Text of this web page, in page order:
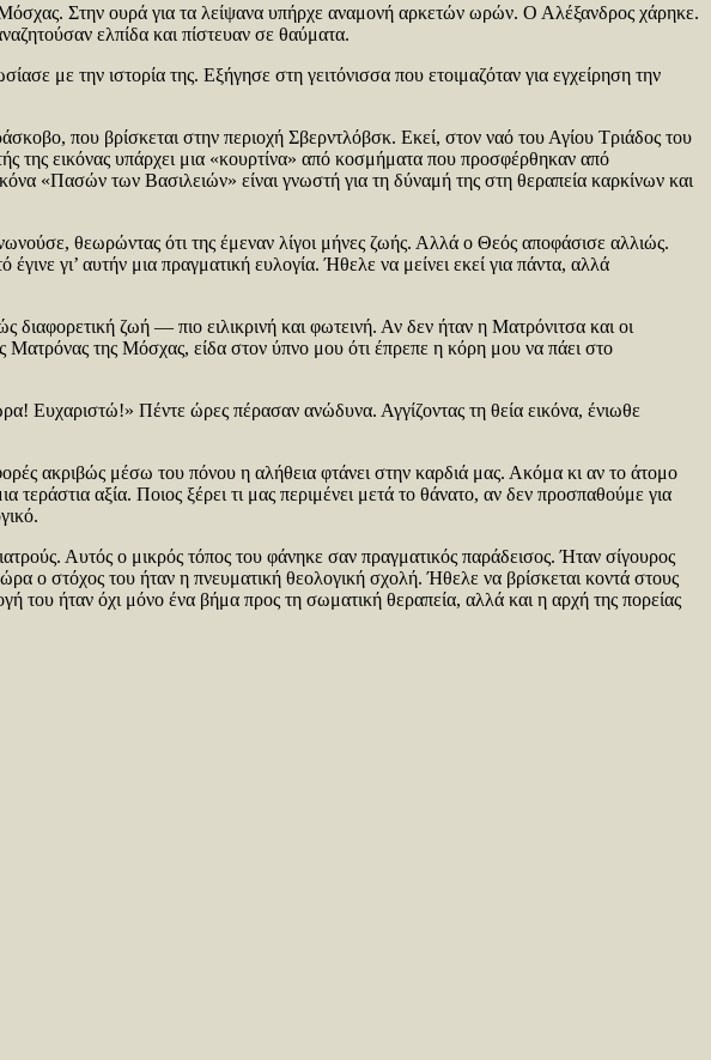
Στην ουρά για τα λείψανα υπήρχε αναμονή αρκετών ωρών. Ο Αλέξανδρος χάρηκε.
ελπίδα και πίστευαν σε θαύματα.
με την ιστορία της. Εξήγησε στη γειτόνισσα που ετοιμαζόταν για εγχείρηση την
που βρίσκεται στην περιοχή Σβερντλόβσκ. Εκεί, στον ναό του Αγίου Τριάδος του
εικόνας υπάρχει μια «κουρτίνα» από κοσμήματα που προσφέρθηκαν από
«Πασών των Βασιλειών» είναι γνωστή για τη δύναμή της στη θεραπεία καρκίνων και
θεωρώντας ότι της έμεναν λίγοι μήνες ζωής. Αλλά ο Θεός αποφάσισε αλλιώς.
γι’ αυτήν μια πραγματική ευλογία. Ήθελε να μείνει εκεί για πάντα, αλλά
ζωή — πιο ειλικρινή και φωτεινή. Αν δεν ήταν η Ματρόνιτσα και οι
Ματρόνας της Μόσχας, είδα στον ύπνο μου ότι έπρεπε η κόρη μου να πάει στο
Ευχαριστώ!» Πέντε ώρες πέρασαν ανώδυνα. Αγγίζοντας τη θεία εικόνα, ένιωθε
ακριβώς μέσω του πόνου η αλήθεια φτάνει στην καρδιά μας. Ακόμα κι αν το άτομο
αξία. Ποιος ξέρει τι μας περιμένει μετά το θάνατο, αν δεν προσπαθούμε για
Αυτός ο μικρός τόπος του φάνηκε σαν πραγματικός παράδεισος. Ήταν σίγουρος
ο στόχος του ήταν η πνευματική θεολογική σχολή. Ήθελε να βρίσκεται κοντά στους
του ήταν όχι μόνο ένα βήμα προς τη σωματική θεραπεία, αλλά και η αρχή της πορείας